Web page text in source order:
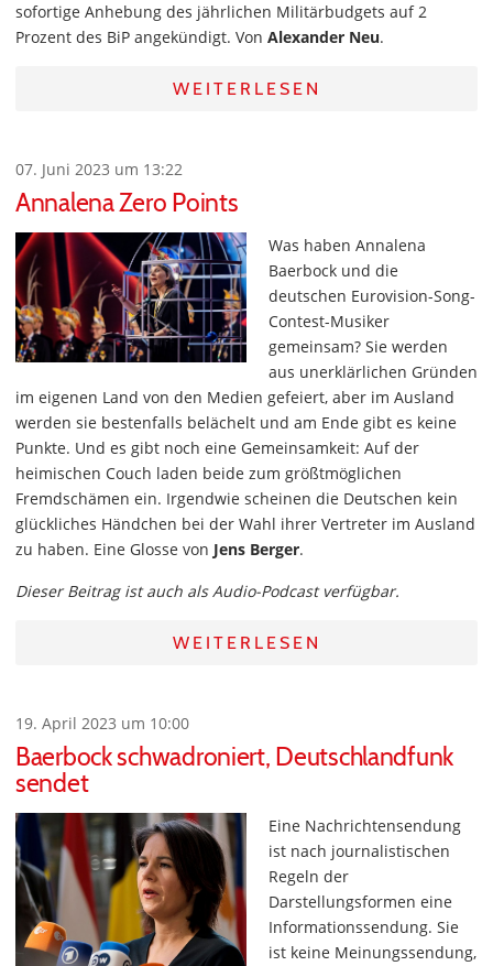
sofortige Anhebung des jährlichen Militärbudgets auf 2
Prozent des BiP angekündigt. Von Alexander Neu.
WEITERLESEN
07. Juni 2023 um 13:22
Annalena Zero Points
Was haben Annalena
Baerbock und die
deutschen Eurovision-Song-
Contest-Musiker
gemeinsam? Sie werden
aus unerklärlichen Gründen
im eigenen Land von den Medien gefeiert, aber im Ausland
werden sie bestenfalls belächelt und am Ende gibt es keine
Punkte. Und es gibt noch eine Gemeinsamkeit: Auf der
heimischen Couch laden beide zum größtmöglichen
Fremdschämen ein. Irgendwie scheinen die Deutschen kein
glückliches Händchen bei der Wahl ihrer Vertreter im Ausland
zu haben. Eine Glosse von Jens Berger.
Dieser Beitrag ist auch als Audio-Podcast verfügbar.
WEITERLESEN
19. April 2023 um 10:00
Baerbock schwadroniert, Deutschlandfunk
sendet
Eine Nachrichtensendung
ist nach journalistischen
Regeln der
Darstellungsformen eine
Informationssendung. Sie
ist keine Meinungssendung,